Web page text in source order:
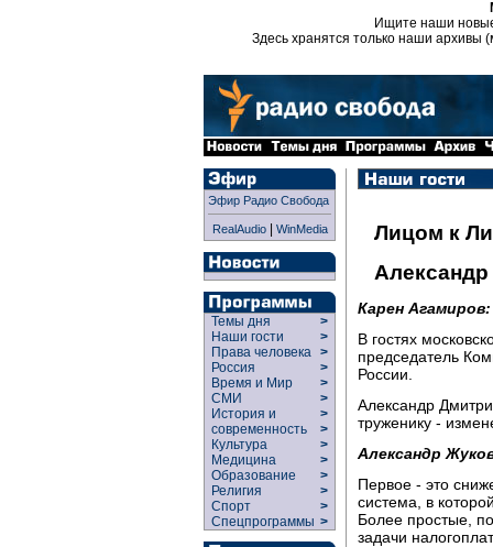
Ищите наши
Здесь хранятся только наши архивы
Эфир Радио Свобода
RealAudio| WinMedia
Темы дня
>
Наши гости
>
Права человека >
Россия
>
Время и Мир
>
СМИ
>
История и
современность
>
>
Культура
>
Медицина
>
Образование
>
Религия
>
Спорт
>
Спецпрограммы >
Лицом к
Карен Агамиров:
В гостях
председатель
России.
Александр
труженику -
Александр
Первое - это
система, в
Более простые,
задачи